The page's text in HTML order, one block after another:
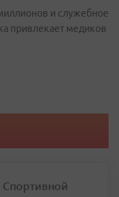
и служебное
привлекает медиков